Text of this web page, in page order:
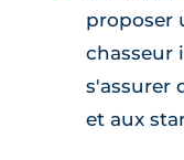
proposer
chasseur
s'assurer
et aux